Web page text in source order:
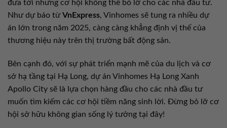
đưa tới những cơ hội không thể bỏ lỡ cho các nhà đầu tư.
Như dự báo từVnExpress, Vinhomes sẽ tung ra nhiều dự
án lớn trong năm 2025, càng càng khẳng định vị thế của
thương hiệu này trên thị trường bất động sản.
Bên cạnh đó, với sự phát triển mạnh mẽ của du lịch và cơ
sở hạ tầng tại Hạ Long, dự án Vinhomes Hạ Long Xanh
Apollo City sẽ là lựa chọn hàng đầu cho các nhà đầu tư
muốn tìm kiếm các cơ hội tiềm năng sinh lời. Đừng bỏ lỡ cơ
hội sở hữu không gian sống lý tưởng tại đây!